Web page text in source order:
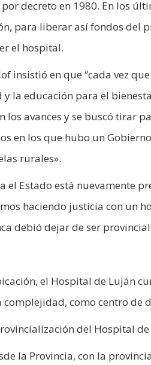
decreto en 1980. En los
para liberar así fondos del
el hospital.
insistió en que “cada vez
la educación para el
los avances y se buscó tirar
en los que hubo un
rurales».
el Estado está nuevamente
haciendo justicia con un
debió dejar de ser
el Hospital de Luján
complejidad, como centro de
del Hospital de
la Provincia, con la